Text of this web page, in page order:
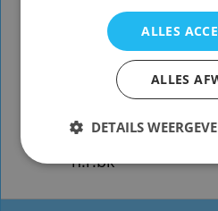
Afstandsbediening
Afstandsbediening
Voorraad
n.r.bk
ALLES
ALLES
DETAILS